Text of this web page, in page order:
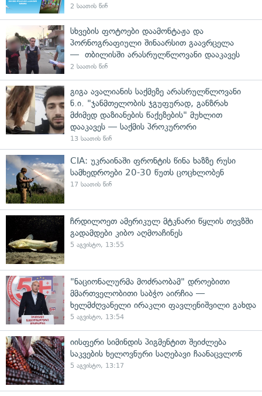
2 საათის წინ
სხვების ფოტოები დაამონტაჟა და
პორნოგრაფიული შინაარსით გაავრცელა
— თბილისში არასრულწლოვანი დააკავეს
2 საათის წინ
გიგა ავალიანის საქმეზე არასრულწლოვანი
ნ.ი. "ჯანმთელობის ჯგუფურად, განზრახ
მძიმედ დაზიანების წაქეზების" მუხლით
დააკავეს — საქმის პროკურორი
13 საათის წინ
CIA: უკრაინაში ფრონტის წინა ხაზზე რუსი
სამხედროები 20-30 წუთს ცოცხლობენ
17 საათის წინ
ჩრდილოეთ ამერიკულ მტკნარი წყლის თევზში
გადამდები კიბო აღმოაჩინეს
5 აგვისტო, 13:55
"ნაციონალურმა მოძრაობამ" დროებითი
მმართველობითი საბჭო აირჩია —
ხელმძღვანელი ირაკლი ფავლენიშვილი გახდა
5 აგვისტო, 13:54
იისფერი სიმინდის პიგმენტით შეიძლება
საკვების ხელოვნური საღებავი ჩაანაცვლონ
5 აგვისტო, 13:17